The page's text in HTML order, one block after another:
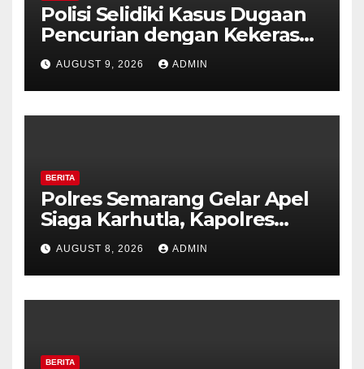
Polisi Selidiki Kasus Dugaan
Pencurian dengan Kekerasan
di Counter HP Royal Phone
Ambarawa.
AUGUST 9, 2026 ADMIN
BERITA
Polres Semarang Gelar Apel
Siaga Karhutla, Kapolres
Tekankan Sinergi dan
Kesiapsiagaan Hadapi Musim
Kemarau.
AUGUST 8, 2026 ADMIN
BERITA